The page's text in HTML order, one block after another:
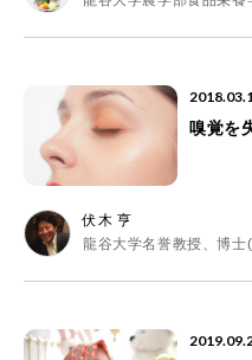
嗅覚を
伏木 亨
龍谷大学名誉教授、博士